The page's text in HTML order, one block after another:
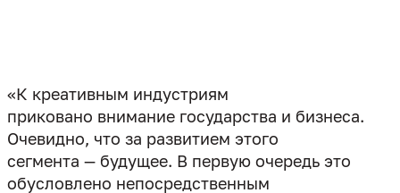
«К креативным индустриям
приковано внимание государства и бизнеса.
Очевидно, что за развитием этого
сегмента — будущее. В первую очередь это
обусловлено непосредственным